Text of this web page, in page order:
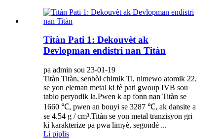
Titàn Pati 1: Dekouvèt ak
Devlopman endistri nan Titàn
pa admin sou 23-01-19
Titàn Titàn, senbòl chimik Ti, nimewo atomik 22,
se yon eleman metal ki fè pati gwoup IVB sou
tablo peryodik la.Pwen k ap fonn nan Titàn se
1660 ℃, pwen an bouyi se 3287 ℃, ak dansite a
se 4.54 g / cm³.Titàn se yon metal tranzisyon gri
ki karakterize pa pwa limyè, segondè ...
Li piplis